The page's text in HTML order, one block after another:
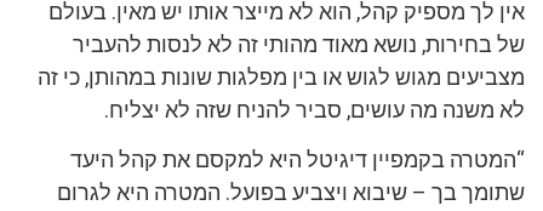
אין לך מספיק קהל, הוא לא מייצר אותו יש מאין. בעולם
של בחירות, נושא מאוד מהותי זה לא לנסות להעביר
מצביעים מגוש לגוש או בין מפלגות שונות במהותן, כי זה
לא משנה מה עושים, סביר להניח שזה לא יצליח.
“המטרה בקמפיין דיגיטל היא למקסם את קהל היעד
שתומך בך – שיבוא ויצביע בפועל. המטרה היא לגרום